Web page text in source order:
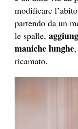
modificare
partendo da un
le spalle,
maniche lunghe
ricamato.